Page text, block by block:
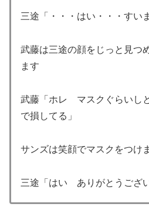
三途「・・・はい・・・すい
武藤は三途の顔をじっと見つ
ます
武藤「ホレ マスクぐらいし
で損してる」
サンズは笑顔でマスクをつけ
三途「はい ありがとうござい